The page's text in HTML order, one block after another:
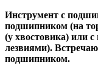
Инструмент с
подшипником (на
(у хвостовика) или с
лезвиями).
подшипником.